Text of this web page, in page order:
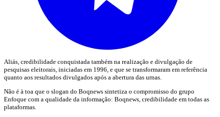
Aliás, credibilidade conquistada também na realização e divulgação de
pesquisas eleitorais, iniciadas em 1996, e que se transformaram em referência
quanto aos resultados divulgados após a abertura das urnas.
Não é à toa que o slogan do Boqnews sintetiza o compromisso do grupo
Enfoque com a qualidade da informação: Boqnews, credibilidade em todas as
plataformas.